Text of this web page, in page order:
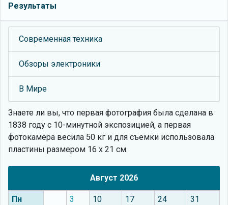
Результаты
Современная техника
Обзоры электроники
В Мире
Знаете ли вы, что первая фотография была сделана в
1838 году с 10-минутной экспозицией, а первая
фотокамера весила 50 кг и для съемки использовала
пластины размером 16 х 21 см.
Август 2026
Пн 3 10 17 24
31